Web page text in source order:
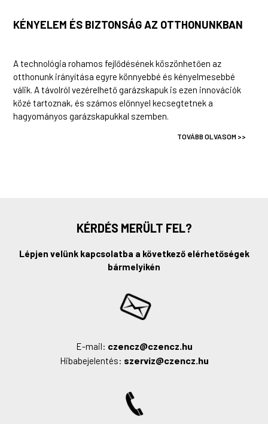
KÉNYELEM ÉS BIZTONSÁG AZ OTTHONUNKBAN
A technológia rohamos fejlődésének köszönhetően az
otthonunk irányítása egyre könnyebbé és kényelmesebbé
válik. A távolról vezérelhető garázskapuk is ezen innovációk
közé tartoznak, és számos előnnyel kecsegtetnek a
hagyományos garázskapukkal szemben.
TOVÁBB OLVASOM >>
KÉRDÉS MERÜLT FEL?
Lépjen velünk kapcsolatba a következő elérhetőségek
bármelyikén
E-mail: czencz@czencz.hu
Hibabejelentés: szerviz@czencz.hu